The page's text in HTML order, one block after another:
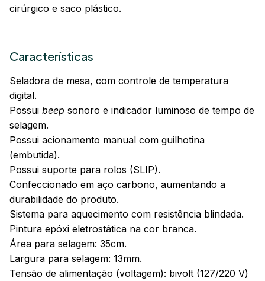
cirúrgico e saco plástico.
Características
Seladora de mesa, com controle de temperatura
digital.
Possui beep sonoro e indicador luminoso de tempo de
selagem.
Possui acionamento manual com guilhotina
(embutida).
Possui suporte para rolos (SLIP).
Confeccionado em aço carbono, aumentando a
durabilidade do produto.
Sistema para aquecimento com resistência blindada.
Pintura epóxi eletrostática na cor branca.
Área para selagem: 35cm.
Largura para selagem: 13mm.
Tensão de alimentação (voltagem): bivolt (127/220 V)